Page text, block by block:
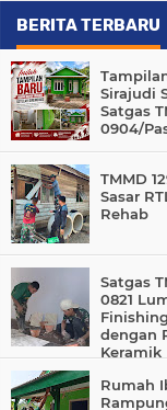
BERITA TERBARU
Sirajudi
Satgas
0904/
TMMD
Sasar
Rehab
Satgas
0821
dengan
Keramik
Rumah